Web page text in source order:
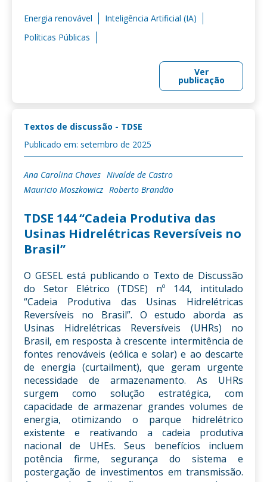
Energia renovável
Inteligência Artificial (IA)
Políticas Públicas
Ver
publicação
Textos de discussão - TDSE
Publicado em: setembro de 2025
Ana Carolina Chaves Nivalde de Castro
Mauricio Moszkowicz Roberto Brandão
TDSE 144 “Cadeia Produtiva das
Usinas Hidrelétricas Reversíveis no
Brasil”
O GESEL está publicando o Texto de Discussão
do Setor Elétrico (TDSE) nº 144, intitulado
“Cadeia Produtiva das Usinas Hidrelétricas
Reversíveis no Brasil”. O estudo aborda as
Usinas Hidrelétricas Reversíveis (UHRs) no
Brasil, em resposta à crescente intermitência de
fontes renováveis (eólica e solar) e ao descarte
de energia (curtailment), que geram urgente
necessidade de armazenamento. As UHRs
surgem como solução estratégica, com
capacidade de armazenar grandes volumes de
energia, otimizando o parque hidrelétrico
existente e reativando a cadeia produtiva
nacional de UHEs. Seus benefícios incluem
potência firme, segurança do sistema e
postergação de investimentos em transmissão.